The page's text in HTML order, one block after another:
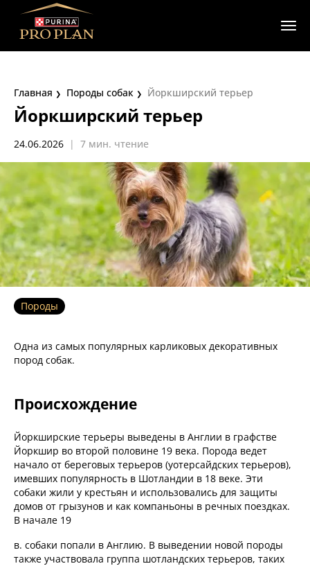
Главная Породы собак Йоркширский терьер
Йоркширский терьер
24.06.2026 | 7 мин. чтение
Породы
Одна из самых популярных карликовых декоративных
пород собак.
Происхождение
Йоркширские терьеры выведены в Англии в графстве
Йоркшир во второй половине 19 века. Порода ведет
начало от береговых терьеров (уотерсайдских терьеров),
имевших популярность в Шотландии в 18 веке. Эти
собаки жили у крестьян и использовались для защиты
домов от грызунов и как компаньоны в речных поездках.
В начале 19
в. собаки попали в Англию. В выведении новой породы
также участвовала группа шотландских терьеров, таких